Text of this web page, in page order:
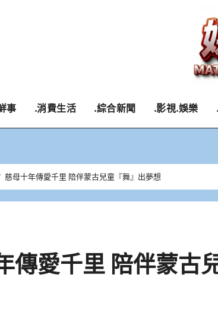
事 .消費生活 .綜合新聞 .影視.娛樂
慈母十年傳愛千里 陪伴蒙古兒童『舞』出夢想
傳愛千里 陪伴蒙古